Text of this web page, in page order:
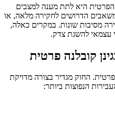
היא לתת מענה למצבים
הדרושים לחקירה מלאה, או
מסיבות שונות. במקרים כאלה,
עצמאי להשגת צדק.
קובלנה פרטית
החוק מגדיר בצורה מדויקת
הנפוצות ביותר: